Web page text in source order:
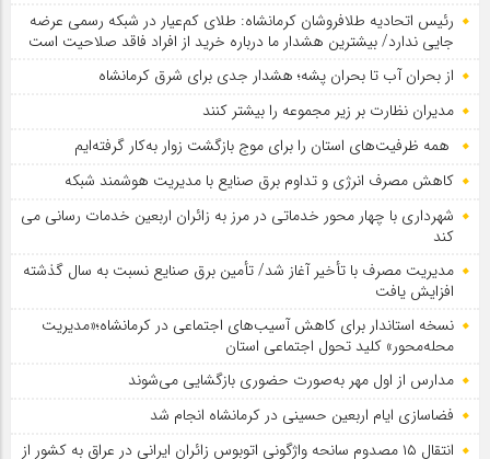
رئیس اتحادیه طلافروشان کرمانشاه: طلای کم‌عیار در شبکه رسمی عرضه
جایی ندارد/ بیشترین هشدار ما درباره خرید از افراد فاقد صلاحیت است
از بحران آب تا بحران پشه؛ هشدار جدی برای شرق کرمانشاه
مدیران نظارت بر زیر مجموعه را بیشتر کنند
همه ظرفیت‌های استان را برای موج بازگشت زوار به‌کار گرفته‌ایم
کاهش مصرف انرژی و تداوم برق صنایع با مدیریت هوشمند شبکه
شهرداری با چهار محور خدماتی در مرز به زائران اربعین خدمات رسانی می
کند
مدیریت مصرف با تأخیر آغاز شد/ تأمین برق صنایع نسبت به سال گذشته
افزایش یافت
نسخه استاندار برای کاهش آسیب‌های اجتماعی در کرمانشاه؛«مدیریت
محله‌محور» کلید تحول اجتماعی استان
مدارس از اول مهر به‌صورت حضوری بازگشایی می‌شوند
فضاسازی ایام اربعین حسینی در کرمانشاه انجام شد
انتقال ۱۵ مصدوم سانحه واژگونی اتوبوس زائران ایرانی در عراق به کشور از